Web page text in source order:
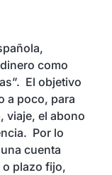
como
El objetivo
a poco, para
viaje, el abono
Por lo
cuenta
o plazo fijo,